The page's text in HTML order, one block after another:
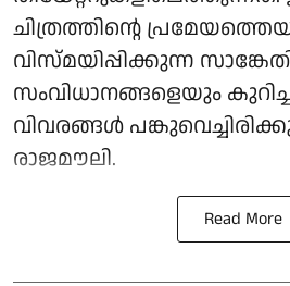
ചിത്രത്തിന്റെ
വിസ്മയിപ്പിക്കുന്ന
സംവിധാനങ്ങളെയും
വിവരങ്ങൾ
രാജമൗലി.
Read More